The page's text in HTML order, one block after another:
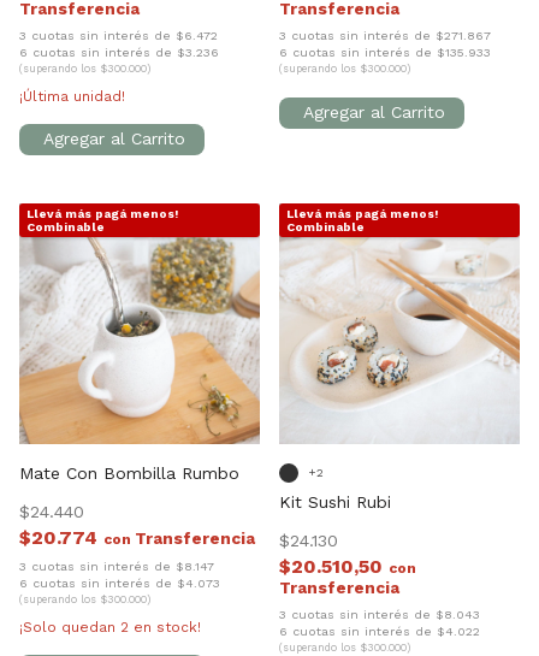
3 cuotas sin interés de $6.472
6 cuotas sin interés de $3.236
(superando los $300.000)
¡Última unidad!
3 cuotas sin interés de $271.867
6 cuotas sin interés de $135.933
(superando los $300.000)
Llevá más pagá menos!
Combinable
Mate Con Bombilla Rumbo
$24.440
$20.774 con
3 cuotas sin interés de $8.147
6 cuotas sin interés de $4.073
(superando los $300.000)
¡Solo quedan 2 en stock!
Llevá más pagá menos!
Combinable
Kit Sushi Rubi
$24.130
$20.510,50 con
3 cuotas sin interés de $8.043
6 cuotas sin interés de $4.022
(superando los $300.000)
+2